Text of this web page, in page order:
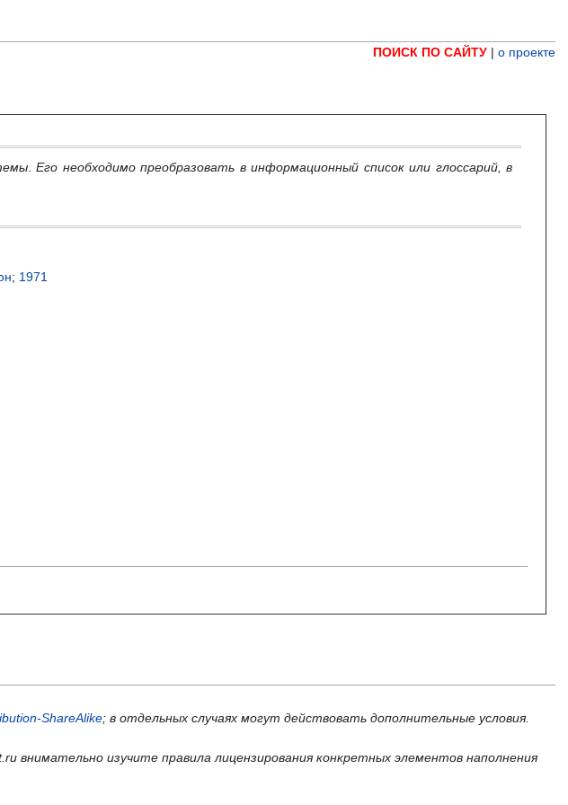
ПОИСК ПО САЙТУ | о проекте
.Его необходимо преобразовать в информационный список или глоссарий, в
; 1971
ShareAlike; в отдельных случаях могут действовать дополнительные условия.
изучите правила лицензирования конкретных элементов наполнения